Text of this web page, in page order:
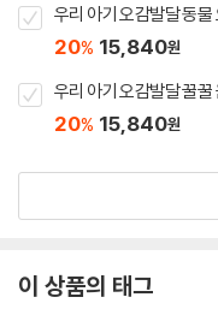
우리 아기 오감발달 동
20% 15,840원
우리 아기 오감발달 꿀
20% 15,840원
이 상품의 태그